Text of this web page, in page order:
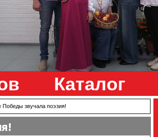
Каталог
Победы звучала поэзия!